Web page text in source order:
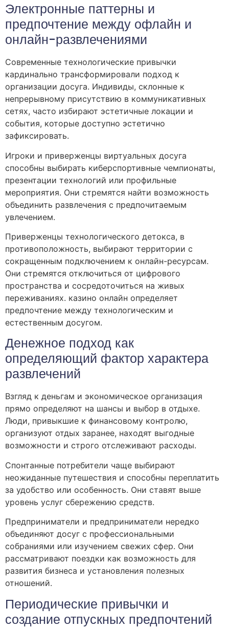
Электронные паттерны и
предпочтение между офлайн и
онлайн-развлечениями
Современные технологические привычки
кардинально трансформировали подход к
организации досуга. Индивиды, склонные к
непрерывному присутствию в коммуникативных
сетях, часто избирают эстетичные локации и
события, которые доступно эстетично
зафиксировать.
Игроки и приверженцы виртуальных досуга
способны выбирать киберспортивные чемпионаты,
презентации технологий или профильные
мероприятия. Они стремятся найти возможность
объединить развлечения с предпочитаемым
увлечением.
Приверженцы технологического детокса, в
противоположность, выбирают территории с
сокращенным подключением к онлайн-ресурсам.
Они стремятся отключиться от цифрового
пространства и сосредоточиться на живых
переживаниях. казино онлайн определяет
предпочтение между технологическим и
естественным досугом.
Денежное подход как
определяющий фактор характера
развлечений
Взгляд к деньгам и экономическое организация
прямо определяют на шансы и выбор в отдыхе.
Люди, привыкшие к финансовому контролю,
организуют отдых заранее, находят выгодные
возможности и строго отслеживают расходы.
Спонтанные потребители чаще выбирают
неожиданные путешествия и способны переплатить
за удобство или особенность. Они ставят выше
уровень услуг сбережению средств.
Предприниматели и предприниматели нередко
объединяют досуг с профессиональными
собраниями или изучением свежих сфер. Они
рассматривают поездки как возможность для
развития бизнеса и установления полезных
отношений.
Периодические привычки и
создание отпускных предпочтений